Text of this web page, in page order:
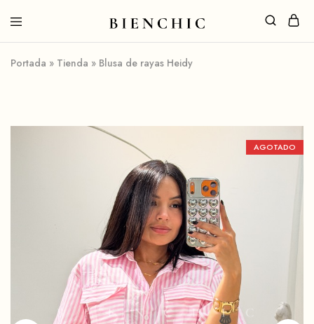
Portada » Tienda » Blusa de rayas Heidy
AGOTADO